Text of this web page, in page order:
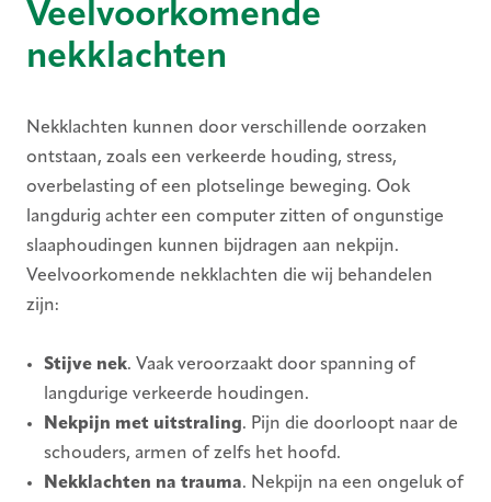
Veelvoorkomende
nekklachten
Nekklachten kunnen door verschillende oorzaken
ontstaan, zoals een verkeerde houding, stress,
overbelasting of een plotselinge beweging. Ook
langdurig achter een computer zitten of ongunstige
slaaphoudingen kunnen bijdragen aan nekpijn.
Veelvoorkomende nekklachten die wij behandelen
zijn:
Stijve nek. Vaak veroorzaakt door spanning of
langdurige verkeerde houdingen.
Nekpijn met uitstraling. Pijn die doorloopt naar de
schouders, armen of zelfs het hoofd.
Nekklachten na trauma. Nekpijn na een ongeluk of